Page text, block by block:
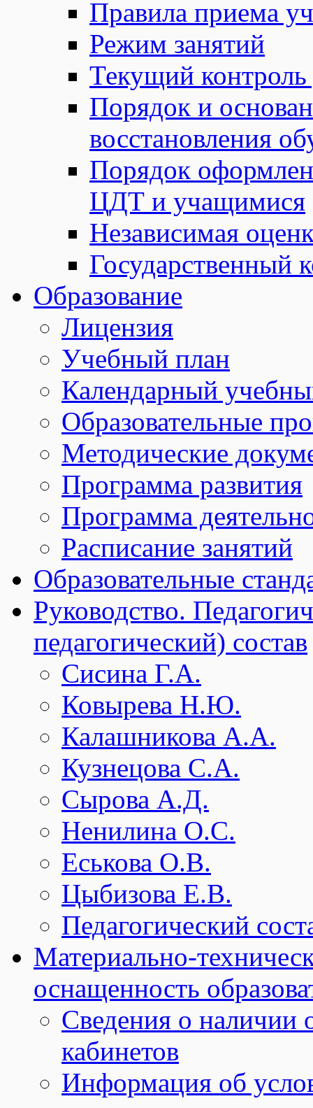
Правила приема
Режим занятий
Текущий контроль
Порядок и
восстановления
Порядок
ЦДТ и учащимися
Независимая
Государственный
Образование
Лицензия
Учебный план
Календарный
Образовательные
Методические
Программа развития
Программа
Расписание занятий
Образовательные
Руководство.
педагогический) состав
Сисина Г.А.
Ковырева Н.Ю.
Калашникова А.А.
Кузнецова С.А.
Сырова А.Д.
Ненилина О.С.
Еськова О.В.
Цыбизова Е.В.
Педагогический
Материально-
оснащенность
Сведения о наличии
кабинетов
Информация об